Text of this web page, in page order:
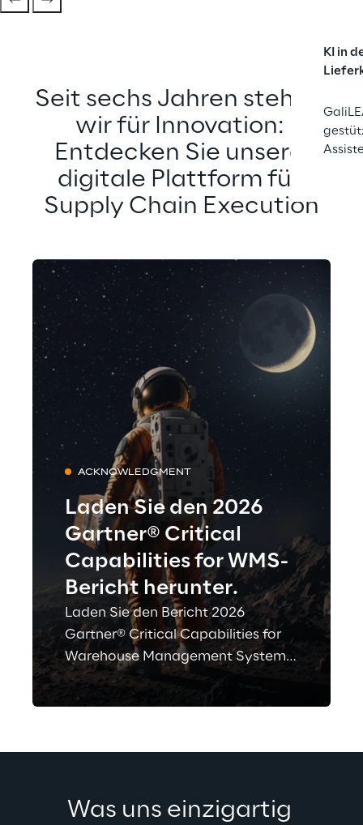
KI in
Seit sechs Jahren stehen
wir für Innovation:
Entdecken Sie unsere
digitale Plattform für
Supply Chain Execution
ACKNOWLEDGMENT
Laden Sie den 2026
Gartner® Critical
Capabilities for WMS-
Bericht herunter.
Laden Sie den Bericht 2026
Gartner® Critical Capabilities for
Warehouse Management Systems
herunter und sehen Sie, wie
Logistics Reply neben anderen
Investitionsentscheidung.
Was uns einzigartig